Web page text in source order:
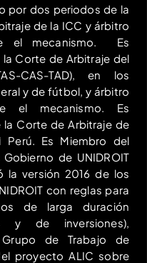
por dos periodos de la
de la ICC y árbitro
el mecanismo. Es
Corte de Arbitraje del
CAS-TAD), en los
y de fútbol, y árbitro
el mecanismo. Es
la Corte de Arbitraje de
Perú. Es Miembro del
de UNIDROIT
la versión 2016 de los
con reglas para
de larga duración
y de inversiones),
Grupo de Trabajo de
proyecto ALIC sobre